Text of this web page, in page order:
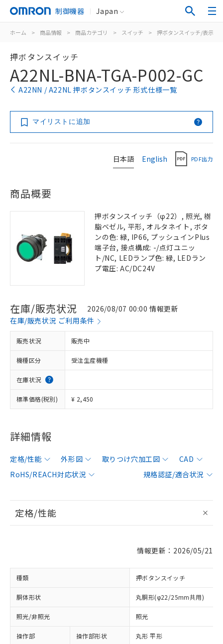
制御機器 Japan
ホーム > 商品情報 > 商品カテゴリ > スイッチ > 押ボタンスイッチ/表示灯
押ボタンスイッチ
A22NL-BNA-TGA-P002-GC
A22NN / A22NL 押ボタンスイッチ 形式仕様一覧
マイリストに追加
日本語 English PDF出力
商品概要
押ボタンスイッチ（φ22）, 照光, 樹
脂ベゼル, 平形, オルタネイト, ボタ
ンの色: 緑, IP66, プッシュインPlus
端子台, 接点構成: -/点灯ユニッ
ト/NC, LEDランプ色: 緑, LEDラン
プ電圧: AC/DC24V
在庫/販売状況
2026/08/07 00:00 情報更新
在庫/販売状況 ご利用条件
販売状況 販売中
機種区分 受注生産機種
在庫状況
標準価格(税別) ¥ 2,450
詳細情報
定格/性能 外形図 取りつけ穴加工図
CAD
RoHS/REACH対応状況
規格認証/適合状況
定格/性能
情報更新：2026/05/21
種類 押ボタンスイッチ
胴体形状 丸胴形(φ22/25mm共用)
照光/非照光 照光
操作部 操作部形状 丸形 平形